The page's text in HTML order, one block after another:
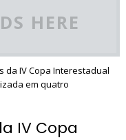
HERE
da IV Copa Interestadual
em quatro
IV Copa